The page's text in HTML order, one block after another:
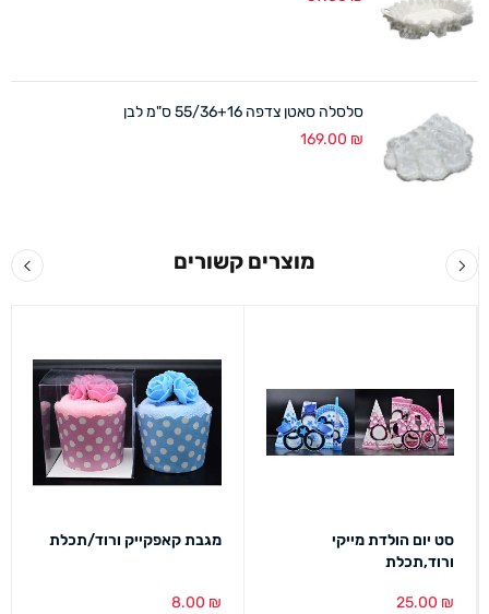
סלסלה סאטן צדפה 55/36+16 ס"מ לבן
169.00 ₪
מוצרים קשורים
סט יום הולדת מייקי
ורוד,תכלת
25.00 ₪
מגבת קאפקייק ורוד/תכלת
8.00 ₪